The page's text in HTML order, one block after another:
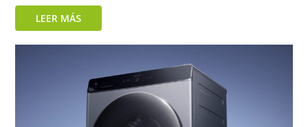
LEER MÁS